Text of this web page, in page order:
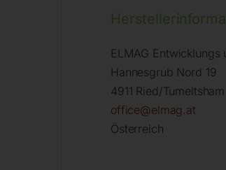
ELMAG Entwicklungs
Hannesgrub Nord 19
4911 Ried/Tumeltsham
office@elmag.at
Österreich